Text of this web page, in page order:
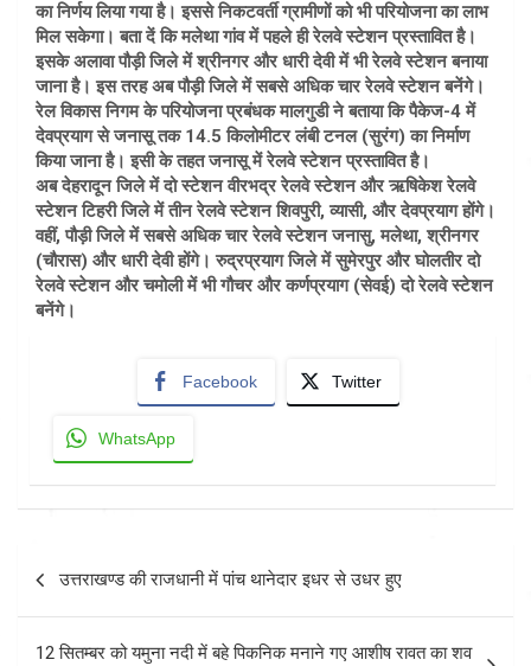
का निर्णय लिया गया है। इससे निकटवर्ती ग्रामीणों को भी परियोजना का लाभ
मिल सकेगा। बता दें कि मलेथा गांव में पहले ही रेलवे स्टेशन प्रस्तावित है।
इसके अलावा पौड़ी जिले में श्रीनगर और धारी देवी में भी रेलवे स्टेशन बनाया
जाना है। इस तरह अब पौड़ी जिले में सबसे अधिक चार रेलवे स्टेशन बनेंगे।
रेल विकास निगम के परियोजना प्रबंधक मालगुडी ने बताया कि पैकेज-4 में
देवप्रयाग से जनासू तक 14.5 किलोमीटर लंबी टनल (सुरंग) का निर्माण
किया जाना है। इसी के तहत जनासू में रेलवे स्टेशन प्रस्तावित है।
अब देहरादून जिले में दो स्टेशन वीरभद्र रेलवे स्टेशन और ऋषिकेश रेलवे
स्टेशन टिहरी जिले में तीन रेलवे स्टेशन शिवपुरी, व्यासी, और देवप्रयाग होंगे।
वहीं, पौड़ी जिले में सबसे अधिक चार रेलवे स्टेशन जनासु, मलेथा, श्रीनगर
(चौरास) और धारी देवी होंगे। रुद्रप्रयाग जिले में सुमेरपुर और घोलतीर दो
रेलवे स्टेशन और चमोली में भी गौचर और कर्णप्रयाग (सेवई) दो रेलवे स्टेशन
बनेंगे।
Facebook Twitter
WhatsApp
navigation
उत्तराखण्ड की राजधानी में पांच थानेदार इधर से उधर हुए
12 सितम्बर को यमुना नदी में बहे पिकनिक मनाने गए आशीष रावत का शव